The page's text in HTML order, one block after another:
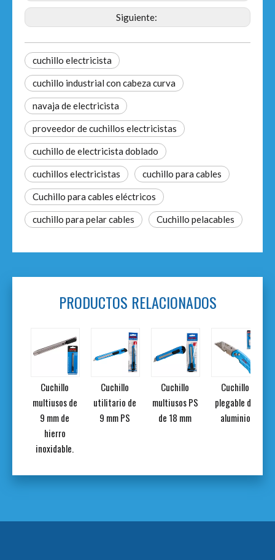
Siguiente:
cuchillo electricista
cuchillo industrial con cabeza curva
navaja de electricista
proveedor de cuchillos electricistas
cuchillo de electricista doblado
cuchillos electricistas cuchillo para cables
Cuchillo para cables eléctricos
cuchillo para pelar cables Cuchillo pelacables
PRODUCTOS RELACIONADOS
Cuchillo
multiusos de
9 mm de
hierro
inoxidable.
Cuchillo
utilitario de
9 mm PS
Cuchillo
multiusos PS
de 18 mm
Cuchillo
plegable de
aluminio